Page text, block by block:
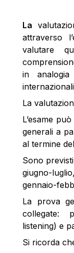
La
attraverso
valutare
in
La
L’esame
generali a
al termine
Sono
giugno-
gennaio-
La prova
collegate:
listening) e
Si ricorda